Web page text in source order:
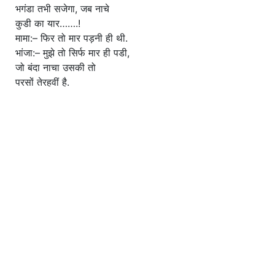
भगंडा तभी सजेगा, जब नाचे
कुडी का यार…….!
मामा:– फिर तो मार पड़नी ही थी.
भांजा:– मुझे तो सिर्फ मार ही पडी,
जो बंदा नाचा उसकी तो
परसों तेरहवीं है.